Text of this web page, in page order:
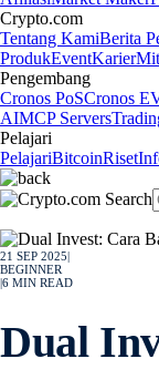
Crypto.com
Tentang KamiBerita
ProdukEventKarier
Pengembang
Cronos PoSCronos
AIMCP Servers
Pelajari
PelajariBitcoinRiset
21 SEP 2025
BEGINNER
6 MIN READ
Dual